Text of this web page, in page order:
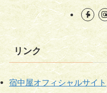
リンク
宿中屋オフィシャルサイト